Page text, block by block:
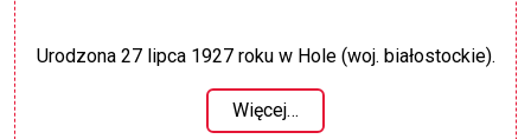
Urodzona 27 lipca 1927 roku w Hole (woj. białostockie).
Więcej…